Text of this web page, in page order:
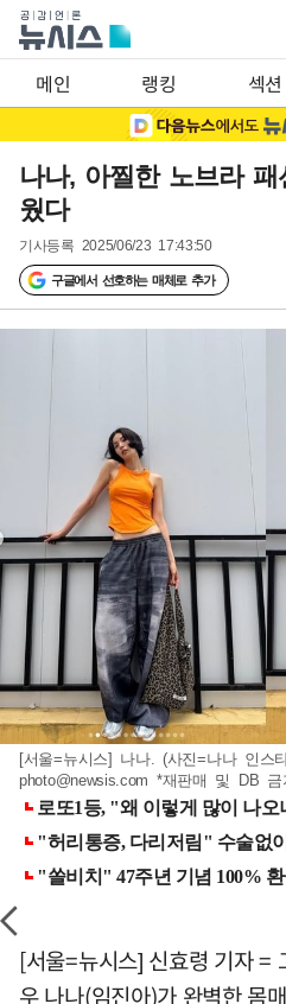
메인 랭킹 섹션
나나, 아찔한 노브라
웠다
기사등록 2025/06/23 17:43:50
구글에서 선호하는 매체로 추가
[서울=뉴시스] 나나. (사진=나나 인스
photo@newsis.com *재판매 및 DB 금
[서울=뉴시스] 신효령 기자 =
우 나나(임진아)가 완벽한 몸